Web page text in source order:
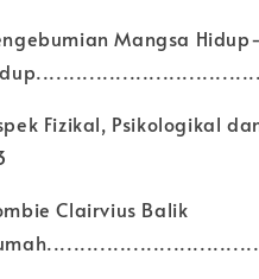
Mangsa Hidup-
Fizikal, Psikologikal
Clairvius Balik